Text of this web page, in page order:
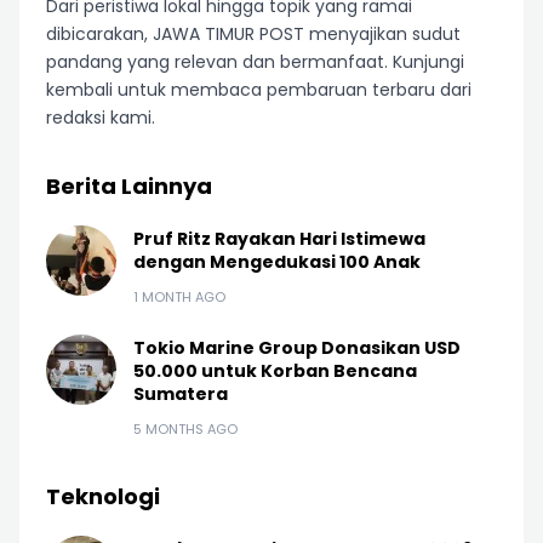
Dari peristiwa lokal hingga topik yang ramai
dibicarakan, JAWA TIMUR POST menyajikan sudut
pandang yang relevan dan bermanfaat. Kunjungi
kembali untuk membaca pembaruan terbaru dari
redaksi kami.
Berita Lainnya
Pruf Ritz Rayakan Hari Istimewa
dengan Mengedukasi 100 Anak
1 MONTH AGO
Tokio Marine Group Donasikan USD
50.000 untuk Korban Bencana
Sumatera
5 MONTHS AGO
Teknologi